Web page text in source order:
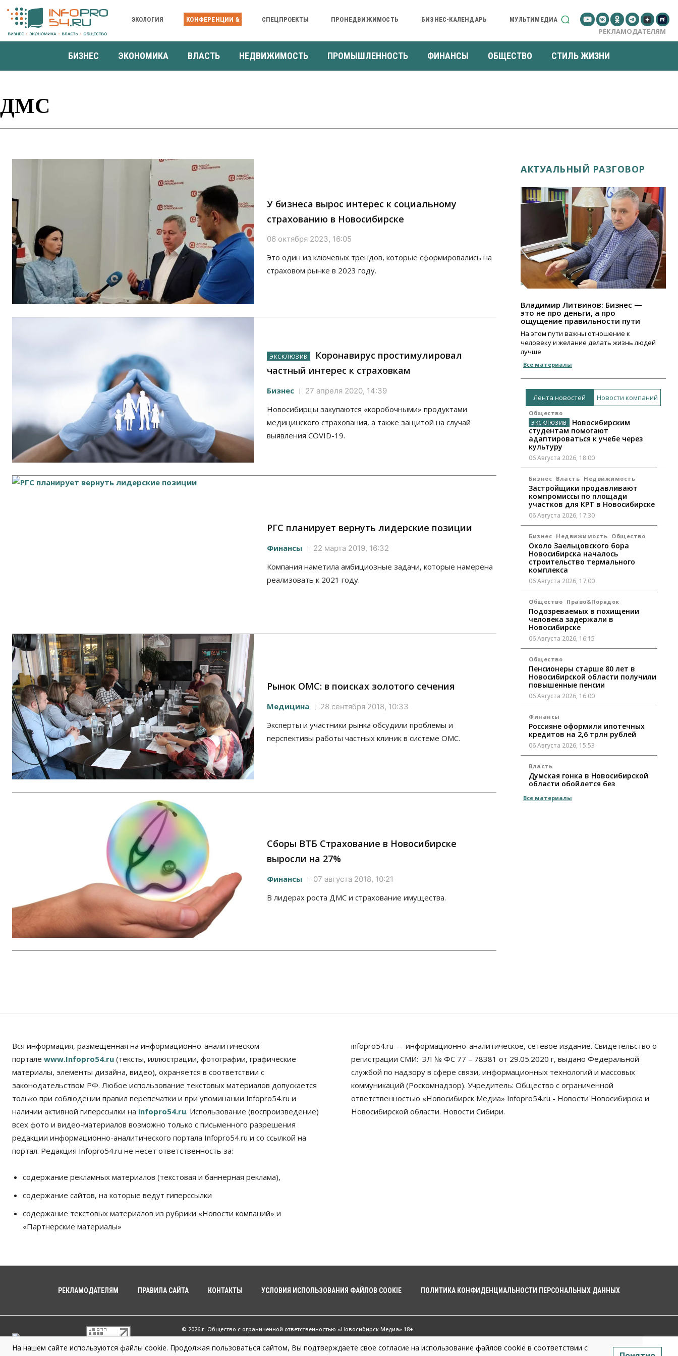
ЭКОЛОГИЯ КОНФЕРЕНЦИИ & СПЕЦПРОЕКТЫ ПРОНЕДВИЖИМОСТЬ БИЗНЕС-КАЛЕНДАРЬ МУЛЬТИМЕДИА
РЕКЛАМОДАТЕЛЯМ
БИЗНЕС ЭКОНОМИКА ВЛАСТЬ НЕДВИЖИМОСТЬ ПРОМЫШЛЕННОСТЬ ФИНАНСЫ ОБЩЕСТВО СТИЛЬ ЖИЗНИ
ДМС
У бизнеса вырос интерес к социальному
страхованию в Новосибирске
06 октября 2023, 16:05
Это один из ключевых трендов, которые сформировались на
страховом рынке в 2023 году.
Коронавирус простимулировал
частный интерес к страховкам
Бизнес 27 апреля 2020, 14:39
Новосибирцы закупаются «коробочными» продуктами
медицинского страхования, а также защитой на случай
выявления COVID-19.
РГС планирует вернуть лидерские позиции
Финансы 22 марта 2019, 16:32
Компания наметила амбициозные задачи, которые намерена
реализовать к 2021 году.
Рынок ОМС: в поисках золотого сечения
Медицина 28 сентября 2018, 10:33
Эксперты и участники рынка обсудили проблемы и
перспективы работы частных клиник в системе ОМС.
Сборы ВТБ Страхование в Новосибирске
выросли на 27%
Финансы 07 августа 2018, 10:21
В лидерах роста ДМС и страхование имущества.
АКТУАЛЬНЫЙ РАЗГОВОР
Владимир Литвинов: Бизнес —
это не про деньги, а про
ощущение правильности пути
На этом пути важны отношение к
человеку и желание делать жизнь людей
лучше
Все материалы
Лента новостей Новости компаний
Общество
Новосибирским
студентам помогают
адаптироваться к учебе через
культуру
06 Августа 2026, 18:00
Бизнес Власть Недвижимость
Застройщики продавливают
компромиссы по площади
участков для КРТ в Новосибирске
06 Августа 2026, 17:30
Бизнес Недвижимость Общество
Около Заельцовского бора
Новосибирска началось
строительство термального
комплекса
06 Августа 2026, 17:00
Общество Право&Порядок
Подозреваемых в похищении
человека задержали в
Новосибирске
06 Августа 2026, 16:15
Общество
Пенсионеры старше 80 лет в
Новосибирской области получили
повышенные пенсии
06 Августа 2026, 16:00
Финансы
Россияне оформили ипотечных
кредитов на 2,6 трлн рублей
06 Августа 2026, 15:53
Власть
Думская гонка в Новосибирской
области обойдется без
06 Августа 2026, 15:00
Бизнес Недвижимость Общество
Росреестр назвал
регистрации недвижимости в
НСО
Медики готовятся к второму пику
06 Августа 2026, 10:00
Общество
06 Августа 2026, 09:00
Все материалы
Вся информация, размещенная на информационно-аналитическом
портале www.Infopro54.ru (тексты, иллюстрации, фотографии, графические
материалы, элементы дизайна, видео), охраняется в соответствии с
законодательством РФ. Любое использование текстовых материалов допускается
только при соблюдении правил перепечатки и при упоминании Infopro54.ru и
наличии активной гиперссылки на infopro54.ru. Использование (воспроизведение)
всех фото и видео-материалов возможно только с письменного разрешения
редакции информационно-аналитического портала Infopro54.ru и со ссылкой на
портал. Редакция Infopro54.ru не несет ответственность за:
содержание рекламных материалов (текстовая и баннерная реклама),
содержание сайтов, на которые ведут гиперссылки
содержание текстовых материалов из рубрики «Новости компаний» и
«Партнерские материалы»
infopro54.ru — информационно-аналитическое, сетевое издание. Свидетельство о
регистрации СМИ: ЭЛ № ФС 77 – 78381 от 29.05.2020 г, выдано Федеральной
службой по надзору в сфере связи, информационных технологий и массовых
коммуникаций (Роскомнадзор). Учредитель: Общество с ограниченной
ответственностью «Новосибирск Медиа» Infopro54.ru - Новости Новосибирска и
Новосибирской области. Новости Сибири.
РЕКЛАМОДАТЕЛЯМ ПРАВИЛА САЙТА КОНТАКТЫ УСЛОВИЯ ИСПОЛЬЗОВАНИЯ ФАЙЛОВ COOKIE ПОЛИТИКА КОНФИДЕНЦИАЛЬНОСТИ ПЕРСОНАЛЬНЫХ ДАННЫХ
© 2026 г. Общество с ограниченной ответственностью «Новосибирск Медиа» 18+
Infopro54 - Важные новости Новосибирска и Новосибирской области. Новости Сибири
На нашем сайте используются файлы cookie. Продолжая пользоваться сайтом, Вы подтверждаете свое согласие на использование файлов cookie в соответствии с